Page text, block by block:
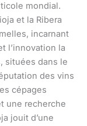
mondial.
et la Ribera
incarnant
l’innovation la
situées dans le
des vins
cépages
une recherche
jouit d’une